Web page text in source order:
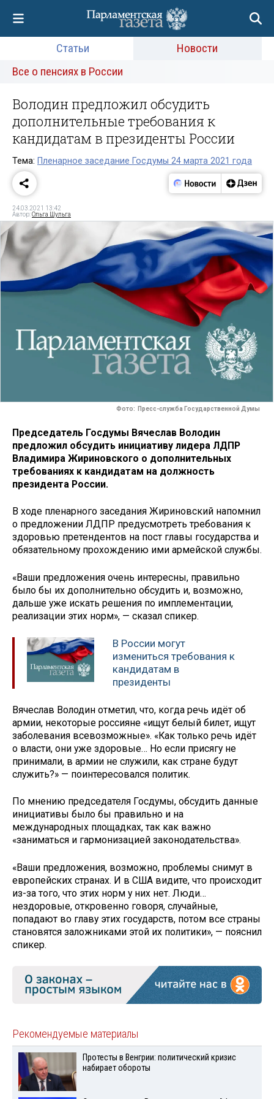
Статьи
Новости
Все о пенсиях в России
Володин предложил обсудить
дополнительные требования к
кандидатам в президенты России
Тема: Пленарное заседание Госдумы 24 марта 2021 года
24.03.2021 13:42
Автор:Ольга Шульга
Фото: Пресс-служба Государственной Думы
Председатель Госдумы Вячеслав Володин
предложил обсудить инициативу лидера ЛДПР
Владимира Жириновского о дополнительных
требованиях к кандидатам на должность
президента России.
В ходе пленарного заседания Жириновский напомнил
о предложении ЛДПР предусмотреть требования к
здоровью претендентов на пост главы государства и
обязательному прохождению ими армейской службы.
«Ваши предложения очень интересны, правильно
было бы их дополнительно обсудить и, возможно,
дальше уже искать решения по имплементации,
реализации этих норм», — сказал спикер.
В России могут
измениться требования к
кандидатам в
президенты
Вячеслав Володин отметил, что, когда речь идёт об
армии, некоторые россияне «ищут белый билет, ищут
заболевания всевозможные». «Как только речь идёт
о власти, они уже здоровые… Но если присягу не
принимали, в армии не служили, как стране будут
служить?» — поинтересовался политик.
По мнению председателя Госдумы, обсудить данные
инициативы было бы правильно и на
международных площадках, так как важно
«заниматься и гармонизацией законодательства».
«Ваши предложения, возможно, проблемы снимут в
европейских странах. И в США видите, что происходит
из-за того, что этих норм у них нет. Люди…
нездоровые, откровенно говоря, случайные,
попадают во главу этих государств, потом все страны
становятся заложниками этой их политики», — пояснил
спикер.
Рекомендуемые материалы
Протесты в Венгрии: политический кризис
набирает обороты